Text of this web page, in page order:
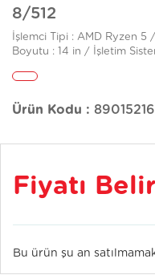
8/512
İşlemci Tipi : AMD Ryzen
Boyutu : 14 in / İşletim
Ürün Kodu :
Fiyatı
Bu ürün şu an